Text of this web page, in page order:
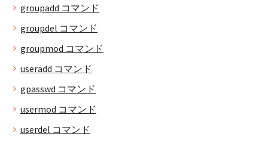
groupadd コマンド
groupdel コマンド
groupmod コマンド
useradd コマンド
gpasswd コマンド
usermod コマンド
userdel コマンド